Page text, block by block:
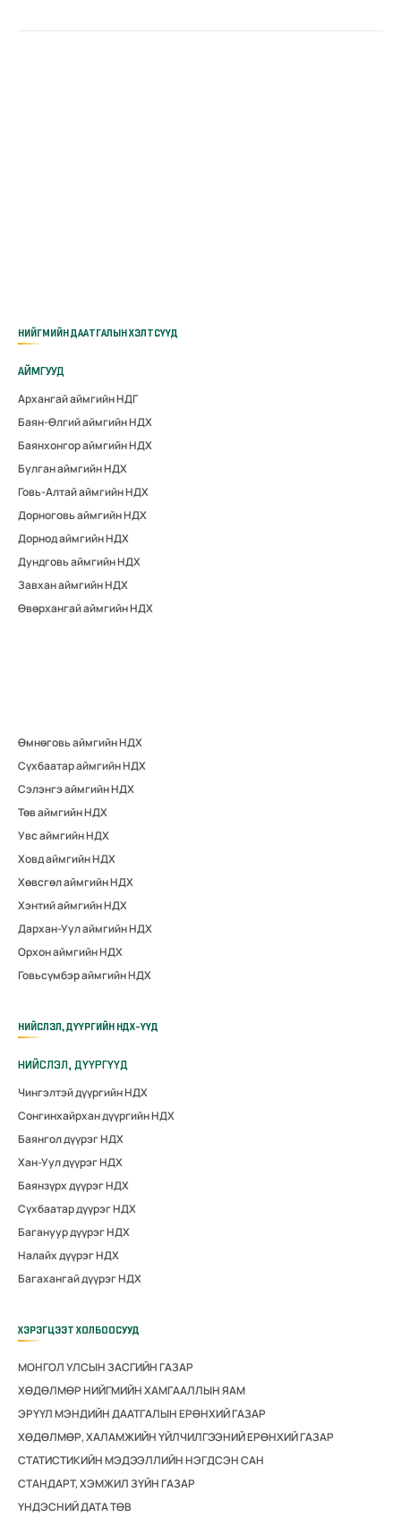
НИЙГМИЙН ДААТГАЛЫН ХЭЛТСҮҮД
АЙМГУУД
Архангай аймгийн НДГ
Баян-Өлгий аймгийн НДХ
Баянхонгор аймгийн НДХ
Булган аймгийн НДХ
Говь-Алтай аймгийн НДХ
Дорноговь аймгийн НДХ
Дорнод аймгийн НДХ
Дундговь аймгийн НДХ
Завхан аймгийн НДХ
Өвөрхангай аймгийн НДХ
Өмнөговь аймгийн НДХ
Сүхбаатар аймгийн НДХ
Сэлэнгэ аймгийн НДХ
Төв аймгийн НДХ
Увс аймгийн НДХ
Ховд аймгийн НДХ
Хөвсгөл аймгийн НДХ
Хэнтий аймгийн НДХ
Дархан-Уул аймгийн НДХ
Орхон аймгийн НДХ
Говьсүмбэр аймгийн НДХ
НИЙСЛЭЛ, ДҮҮРГИЙН НДХ-ҮҮД
НИЙСЛЭЛ, ДҮҮРГҮҮД
Чингэлтэй дүүргийн НДХ
Сонгинхайрхан дүүргийн НДХ
Баянгол дүүрэг НДХ
Хан-Уул дүүрэг НДХ
Баянзүрх дүүрэг НДХ
Сүхбаатар дүүрэг НДХ
Багануур дүүрэг НДХ
Налайх дүүрэг НДХ
Багахангай дүүрэг НДХ
ХЭРЭГЦЭЭТ ХОЛБООСУУД
МОНГОЛ УЛСЫН ЗАСГИЙН ГАЗАР
ХӨДӨЛМӨР НИЙГМИЙН ХАМГААЛЛЫН ЯАМ
ЭРҮҮЛ МЭНДИЙН ДААТГАЛЫН ЕРӨНХИЙ ГАЗАР
ХӨДӨЛМӨР, ХАЛАМЖИЙН ҮЙЛЧИЛГЭЭНИЙ ЕРӨНХИЙ ГАЗАР
СТАТИСТИКИЙН МЭДЭЭЛЛИЙН НЭГДСЭН САН
СТАНДАРТ, ХЭМЖИЛ ЗҮЙН ГАЗАР
ҮНДЭСНИЙ ДАТА ТӨВ